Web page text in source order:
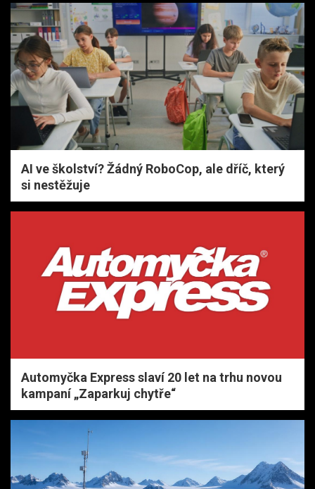
AI ve školství? Žádný RoboCop, ale dříč, který
si nestěžuje
Automyčka Express slaví 20 let na trhu novou
kampaní „Zaparkuj chytře“